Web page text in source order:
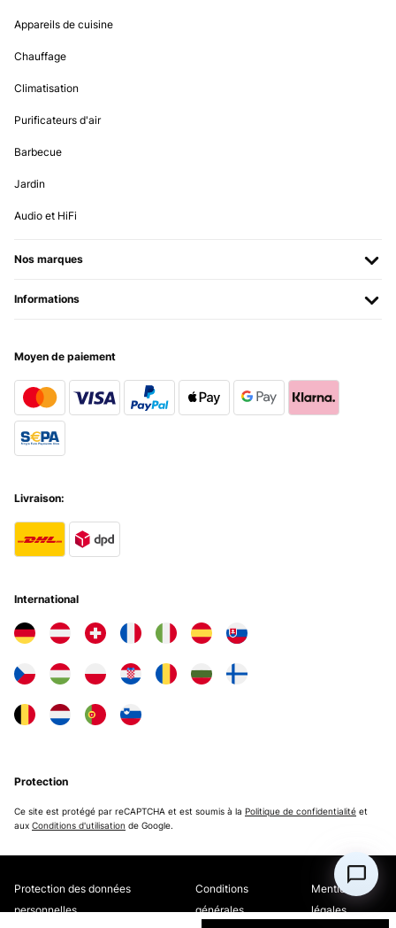
Appareils de cuisine
Chauffage
Climatisation
Purificateurs d'air
Barbecue
Jardin
Audio et HiFi
Nos marques
Informations
Moyen de paiement
Livraison:
International
Protection
Ce site est protégé par reCAPTCHA et est soumis à la Politique de confidentialité et
aux Conditions d'utilisation de Google.
Protection des données
personnelles
Conditions
générales
Mentions
légales